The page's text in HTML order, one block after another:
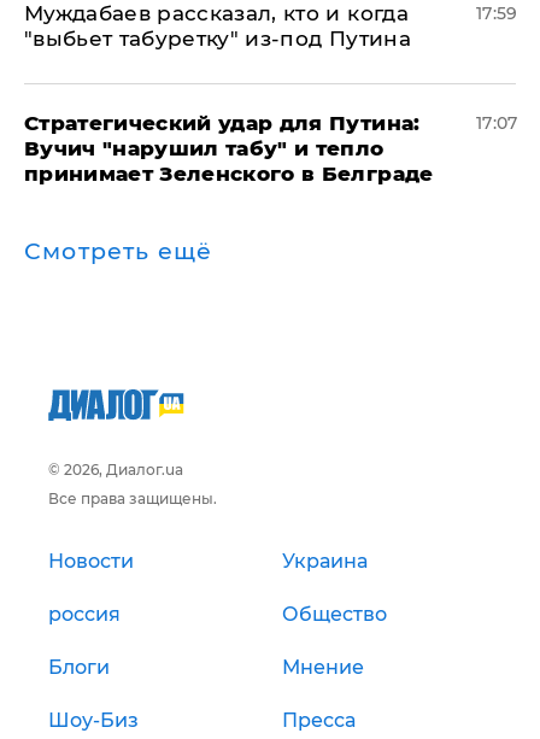
Муждабаев рассказал, кто и когда
"выбьет табуретку" из-под Путина
17:59
Стратегический удар для Путина:
Вучич "нарушил табу" и тепло
принимает Зеленского в Белграде
17:07
Смотреть ещё
© 2026, Диалог.ua
Все права защищены.
Новости Украина
россия Общество
Блоги Мнение
Шоу-Биз Пресса